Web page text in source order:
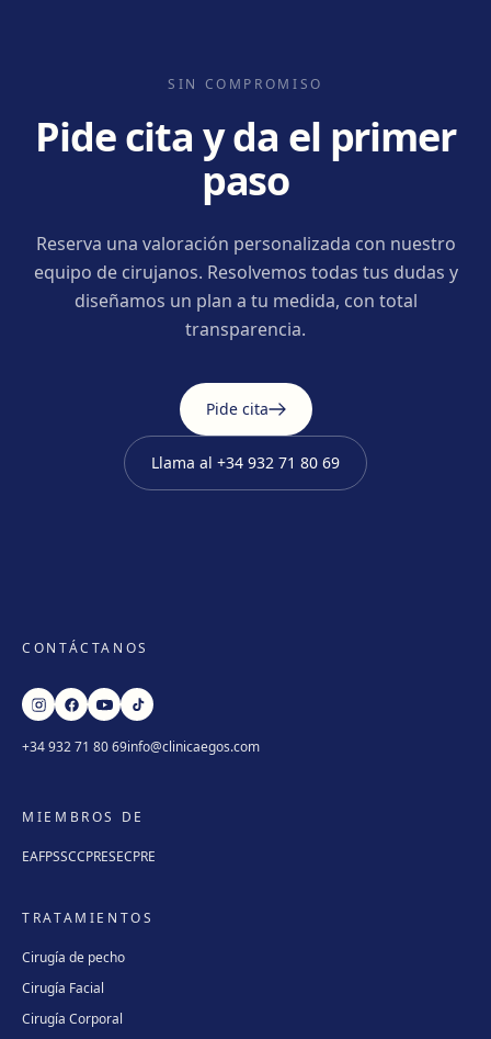
SIN COMPROMISO
Pide cita y da el primer
paso
Reserva una valoración personalizada con nuestro
equipo de cirujanos. Resolvemos todas tus dudas y
diseñamos un plan a tu medida, con total
transparencia.
Pide cita
Llama al +34 932 71 80 69
CONTÁCTANOS
+34 932 71 80 69info@clinicaegos.com
MIEMBROS DE
EAFPSSCCPRESECPRE
TRATAMIENTOS
Cirugía de pecho
Cirugía Facial
Cirugía Corporal